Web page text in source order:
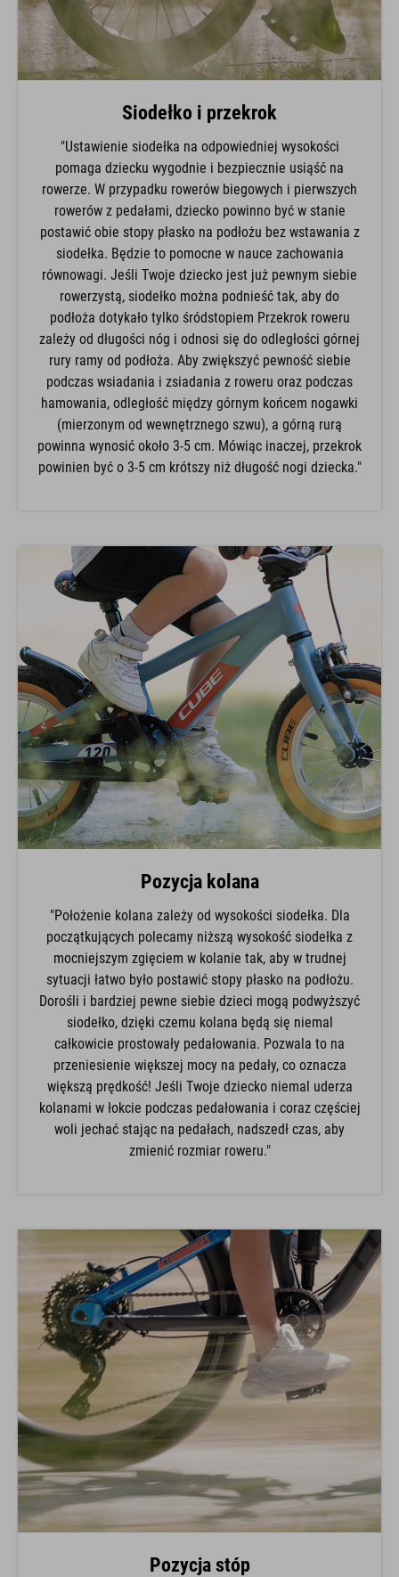
Siodełko i przekrok
"Ustawienie siodełka na odpowiedniej wysokości
pomaga dziecku wygodnie i bezpiecznie usiąść na
rowerze. W przypadku rowerów biegowych i pierwszych
rowerów z pedałami, dziecko powinno być w stanie
postawić obie stopy płasko na podłożu bez wstawania z
siodełka. Będzie to pomocne w nauce zachowania
równowagi. Jeśli Twoje dziecko jest już pewnym siebie
rowerzystą, siodełko można podnieść tak, aby do
podłoża dotykało tylko śródstopiem Przekrok roweru
zależy od długości nóg i odnosi się do odległości górnej
rury ramy od podłoża. Aby zwiększyć pewność siebie
podczas wsiadania i zsiadania z roweru oraz podczas
hamowania, odległość między górnym końcem nogawki
(mierzonym od wewnętrznego szwu), a górną rurą
powinna wynosić około 3-5 cm. Mówiąc inaczej, przekrok
powinien być o 3-5 cm krótszy niż długość nogi dziecka."
Pozycja kolana
"Położenie kolana zależy od wysokości siodełka. Dla
początkujących polecamy niższą wysokość siodełka z
mocniejszym zgięciem w kolanie tak, aby w trudnej
sytuacji łatwo było postawić stopy płasko na podłożu.
Dorośli i bardziej pewne siebie dzieci mogą podwyższyć
siodełko, dzięki czemu kolana będą się niemal
całkowicie prostowały pedałowania. Pozwala to na
przeniesienie większej mocy na pedały, co oznacza
większą prędkość! Jeśli Twoje dziecko niemal uderza
kolanami w łokcie podczas pedałowania i coraz częściej
woli jechać stając na pedałach, nadszedł czas, aby
zmienić rozmiar roweru."
Pozycja stóp